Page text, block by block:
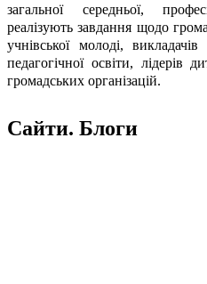
загальної середньої,
реалізують завдання щодо
учнівської молоді,
педагогічної освіти, лідерів
громадських організацій.
Сайти. Блоги